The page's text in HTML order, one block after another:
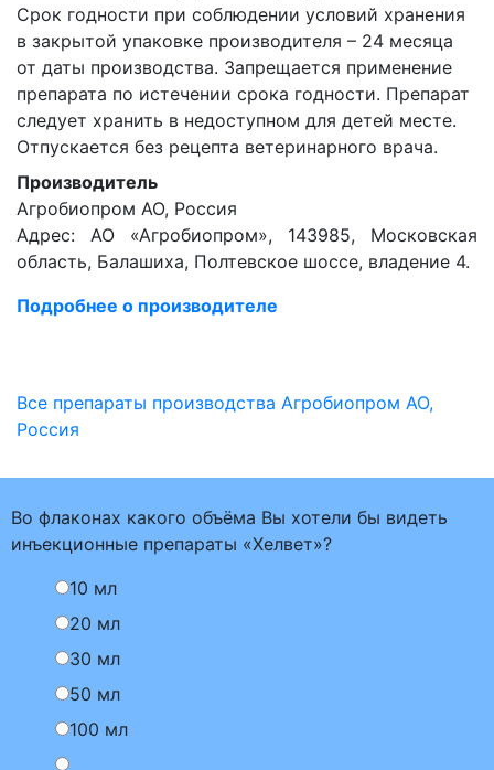
Срок годности при соблюдении условий хранения
в закрытой упаковке производителя – 24 месяца
от даты производства. Запрещается применение
препарата по истечении срока годности. Препарат
следует хранить в недоступном для детей месте.
Отпускается без рецепта ветеринарного врача.
Производитель
Агробиопром АО, Россия
Адрес: АО «Агробиопром», 143985, Московская
область, Балашиха, Полтевское шоссе, владение 4.
Подробнее о производителе
Все препараты производства Агробиопром АО,
Россия
Во флаконах какого объёма Вы хотели бы видеть
инъекционные препараты «Хелвет»?
10 мл
20 мл
30 мл
50 мл
100 мл